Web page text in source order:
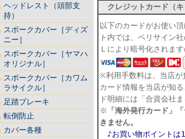
ヘッドレスト（頭部支
持）
スポークカバー［ディズ
ニー］
スポークカバー［ヤマハ
オリジナル］
スポークカバー［カワム
ラサイクル］
足踏ブレーキ
転倒防止
カバー各種
クレジットカード（
以下のカードがお使い
ト内では、ベリサイン
Ｌにより暗号化されま
※利用手数料は、当店
カード情報を当店が知
ド明細には「合資会社
※ 「海外発行カード」
きません。
♪お買い物ポイントは1